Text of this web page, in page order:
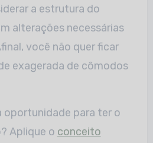
a estrutura do
alterações necessárias
você não quer ficar
exagerada de cômodos
oportunidade para ter o
Aplique o conceito